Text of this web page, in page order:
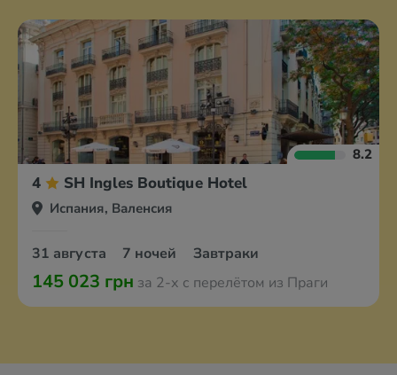
8.2
4 SH Ingles Boutique Hotel
Испания, Валенсия
31 августа 7 ночей Завтраки
145 023 грн за 2-х с перелётом из Праги